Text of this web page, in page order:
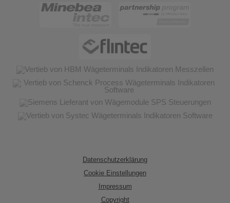
Datenschutzerklärung
Cookie Einstellungen
Impressum
Copyright